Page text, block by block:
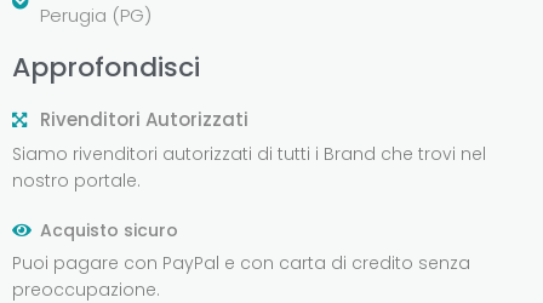
Perugia (PG)
Approfondisci
Rivenditori Autorizzati
Siamo rivenditori autorizzati di tutti i Brand che trovi nel
nostro portale.
Acquisto sicuro
Puoi pagare con PayPal e con carta di credito senza
preoccupazione.